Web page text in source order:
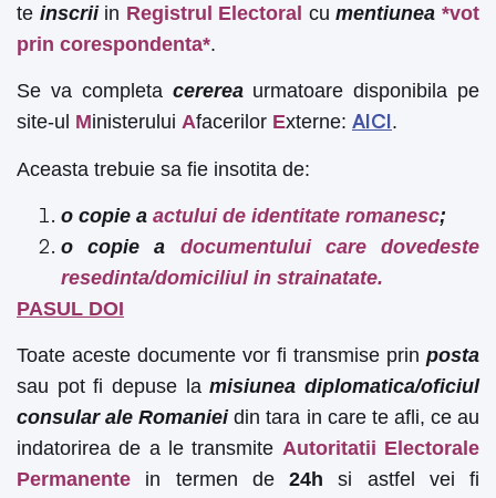
te inscrii in Registrul Electoral cumentiunea *vot
prin corespondenta*.
Se va completa cerereaurmatoare disponibila pe
site-ul Ministerului Afacerilor Externe: AICI.
Aceasta trebuie sa fie insotita de:
o copie a actului de identitate romanesc;
o copie a documentului care dovedeste
resedinta/domiciliul in strainatate.
PASUL DOI
Toate aceste documente vor fi transmise prin posta
sau pot fi depuse lamisiunea diplomatica/oficiul
consular ale Romanieidin tara in care te afli, ce au
indatorirea de a le transmite Autoritatii Electorale
Permanente in termen de 24h si astfel vei fi